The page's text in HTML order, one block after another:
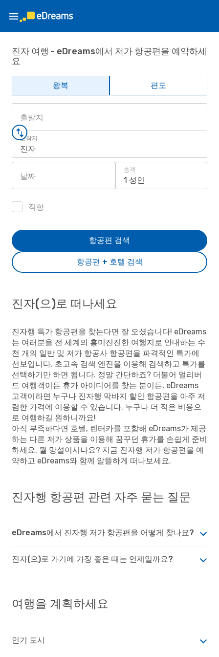
진자 여행 - eDreams에서 저가 항공편을 예약하세
요
왕복 편도
출발지
도착지
진자
날짜
승객
1 성인
직항
항공편 + 호텔 검색
항공편 검색
진자(으)로 떠나세요
진자행 특가 항공편을 찾는다면 잘 오셨습니다! eDreams
는 여러분을 전 세계의 흥미진진한 여행지로 안내하는 수
천 개의 일반 및 저가 항공사 항공편을 파격적인 특가에
선보입니다. 초고속 검색 엔진을 이용해 검색하고 특가를
선택하기만 하면 됩니다. 정말 간단하죠? 더불어 얼리버
드 여행객이든 휴가 아이디어를 찾는 분이든, eDreams
고객이라면 누구나 진자행 막바지 할인 항공편을 아주 저
렴한 가격에 이용할 수 있습니다. 누구나 더 적은 비용으
로 여행하길 원하니까요!
아직 부족하다면 호텔, 렌터카를 포함해 eDreams가 제공
하는 다른 저가 상품을 이용해 꿈꾸던 휴가를 손쉽게 준비
하세요. 뭘 망설이시나요? 지금 진자행 저가 항공편을 예
약하고 eDreams와 함께 알뜰하게 떠나보세요.
진자행 항공편 관련 자주 묻는 질문
eDreams에서 진자행 저가 항공편을 어떻게 찾나요?
진자(으)로 가기에 가장 좋은 때는 언제일까요?
여행을 계획하세요
인기 도시